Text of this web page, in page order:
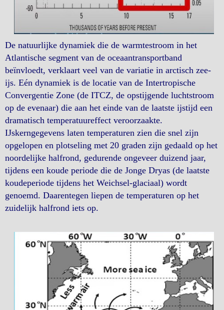
De natuurlijke dynamiek die de warmtestroom in het
Atlantische segment van de oceaantransportband
beïnvloedt, verklaart veel van de variatie in arctisch zee-
ijs. Eén dynamiek is de locatie van de Intertropische
Convergentie Zone (de ITCZ, de opstijgende luchtstroom
op de evenaar) die aan het einde van de laatste ijstijd een
dramatisch temperatuureffect veroorzaakte.
IJskerngegevens laten temperaturen zien die snel zijn
opgelopen en plotseling met 20 graden zijn gedaald op het
noordelijke halfrond, gedurende ongeveer duizend jaar,
tijdens een koude periode die de Jonge Dryas (de laatste
koudeperiode tijdens het Weichsel-glaciaal) wordt
genoemd. Daarentegen liepen de temperaturen op het
zuidelijk halfrond iets op.